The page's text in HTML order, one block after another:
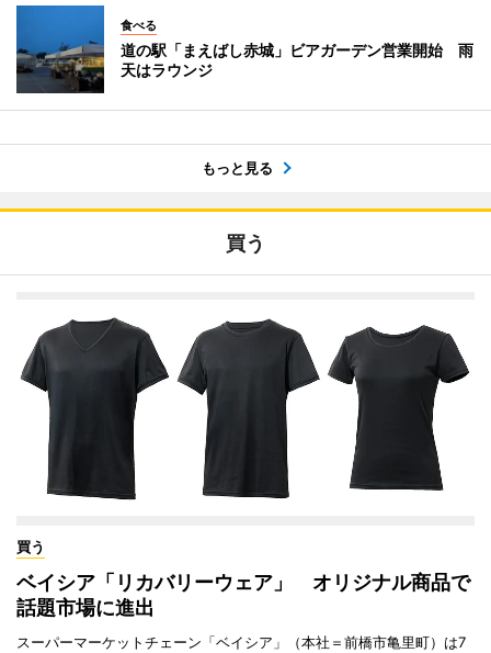
食べる
道の駅「まえばし赤城」ビアガーデン営業開始 雨
天はラウンジ
もっと見る
買う
買う
ベイシア「リカバリーウェア」 オリジナル商品で
話題市場に進出
スーパーマーケットチェーン「ベイシア」（本社＝前橋市亀里町）は7